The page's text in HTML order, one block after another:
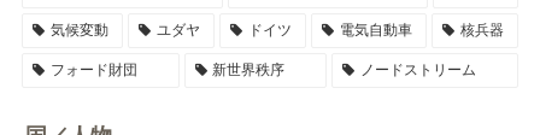
気候変動 ユダヤ ドイツ 電気自動車 核兵器
フォード財団 新世界秩序 ノードストリーム